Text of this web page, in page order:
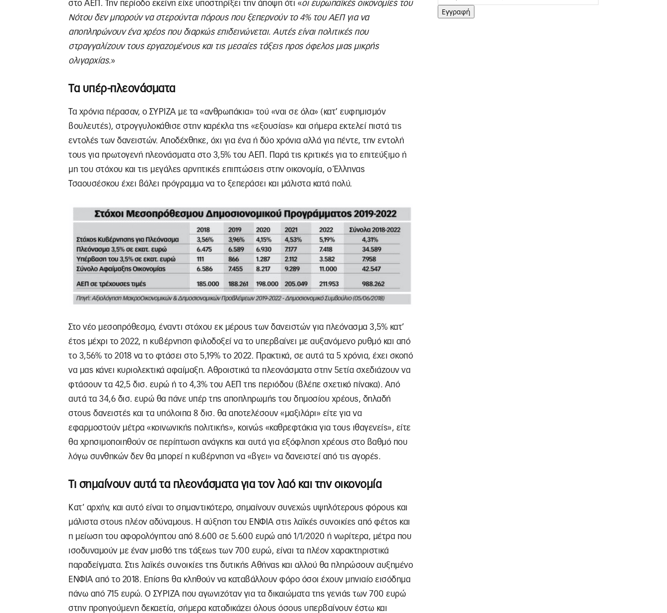
στο ΑΕΠ. Την περίοδο εκείνη είχε υποστηρίξει την άποψη ότι «οι ευρωπαϊκές οικονομίες του
Νότου δεν μπορούν να στερούνται πόρους που ξεπερνούν το 4% του ΑΕΠ για να
αποπληρώνουν ένα χρέος που διαρκώς επιδεινώνεται. Αυτές είναι πολιτικές που
στραγγαλίζουν τους εργαζομένους και τις μεσαίες τάξεις προς όφελος μιας μικρής
ολιγαρχίας.»
Τα υπέρ-πλεονάσματα
Τα χρόνια πέρασαν, ο ΣΥΡΙΖΑ με τα «ανθρωπάκια» τού «ναι σε όλα» (κατ’ ευφημισμόν
βουλευτές), στρογγυλοκάθισε στην καρέκλα της «εξουσίας» και σήμερα εκτελεί πιστά τις
εντολές των δανειστών. Αποδέχθηκε, όχι για ένα ή δύο χρόνια αλλά για πέντε, την εντολή
τους για πρωτογενή πλεονάσματα στο 3,5% του ΑΕΠ. Παρά τις κριτικές για το επιτεύξιμο ή
μη του στόχου και τις μεγάλες αρνητικές επιπτώσεις στην οικονομία, ο Έλληνας
Τσαουσέσκου έχει βάλει πρόγραμμα να το ξεπεράσει και μάλιστα κατά πολύ.
Στο νέο μεσοπρόθεσμο, έναντι στόχου εκ μέρους των δανειστών για πλεόνασμα 3,5% κατ’
έτος μέχρι το 2022, η κυβέρνηση φιλοδοξεί να το υπερβαίνει με αυξανόμενο ρυθμό και από
το 3,56% το 2018 να το φτάσει στο 5,19% το 2022. Πρακτικά, σε αυτά τα 5 χρόνια, έχει σκοπό
να μας κάνει κυριολεκτικά αφαίμαξη. Αθροιστικά τα πλεονάσματα στην 5ετία σχεδιάζουν να
φτάσουν τα 42,5 δισ. ευρώ ή το 4,3% του ΑΕΠ της περιόδου (βλέπε σχετικό πίνακα). Από
αυτά τα 34,6 δισ. ευρώ θα πάνε υπέρ της αποπληρωμής του δημοσίου χρέους, δηλαδή
στους δανειστές και τα υπόλοιπα 8 δισ. θα αποτελέσουν «μαξιλάρι» είτε για να
εφαρμοστούν μέτρα «κοινωνικής πολιτικής», κοινώς «καθρεφτάκια για τους ιθαγενείς», είτε
θα χρησιμοποιηθούν σε περίπτωση ανάγκης και αυτά για εξόφληση χρέους στο βαθμό που
λόγω συνθηκών δεν θα μπορεί η κυβέρνηση να «βγει» να δανειστεί από τις αγορές.
Τι σημαίνουν αυτά τα πλεονάσματα για τον λαό και την οικονομία
Κατ’ αρχήν, και αυτό είναι το σημαντικότερο, σημαίνουν συνεχώς υψηλότερους φόρους και
μάλιστα στους πλέον αδύναμους. Η αύξηση του ΕΝΦΙΑ στις λαϊκές συνοικίες από φέτος και
η μείωση του αφορολόγητου από 8.600 σε 5.600 ευρώ από 1/1/2020 ή νωρίτερα, μέτρα που
ισοδυναμούν με έναν μισθό της τάξεως των 700 ευρώ, είναι τα πλέον χαρακτηριστικά
παραδείγματα. Στις λαϊκές συνοικίες της δυτικής Αθήνας και αλλού θα πληρώσουν αυξημένο
ΕΝΦΙΑ από το 2018. Επίσης θα κληθούν να καταβάλλουν φόρο όσοι έχουν μηνιαίο εισόδημα
πάνω από 715 ευρώ. Ο ΣΥΡΙΖΑ που αγωνιζόταν για τα δικαιώματα της γενιάς των 700 ευρώ
στην προηγούμενη δεκαετία, σήμερα καταδικάζει όλους όσους υπερβαίνουν έστω και
Εγγραφή